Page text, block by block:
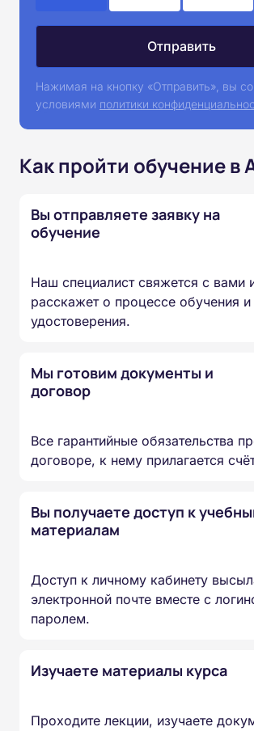
Нажимая на кнопку «Отправить», вы
условиями политики
Как пройти обучение в
Вы отправляете заявку на
обучение
Наш специалист свяжется с вами
расскажет о процессе обучения и
удостоверения.
Мы готовим документы и
договор
Все гарантийные обязательства
договоре, к нему прилагается
Вы получаете доступ к
материалам
Доступ к личному кабинету
электронной почте вместе с
паролем.
Изучаете материалы курса
Проходите лекции, изучаете